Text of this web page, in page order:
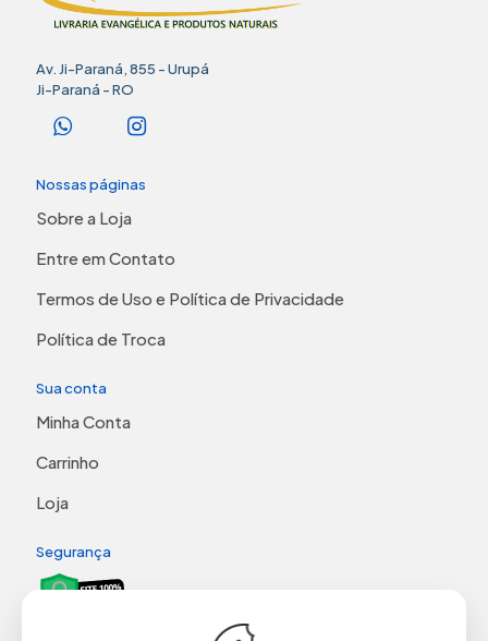
Av. Ji-Paraná, 855 - Urupá
Ji-Paraná - RO
Nossas páginas
Sobre a Loja
Entre em Contato
Termos de Uso e Política de Privacidade
Política de Troca
Sua conta
Minha Conta
Carrinho
Loja
Segurança